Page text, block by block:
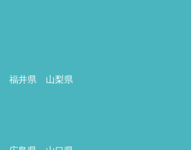
福井県
山梨県